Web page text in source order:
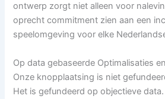
ontwerp zorgt niet alleen voor
oprecht commitment zien aan een
speelomgeving voor elke
Op data gebaseerde Optimalisaties
Onze knopplaatsing is niet
Het is gefundeerd op objectieve